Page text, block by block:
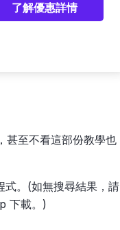
了解優惠詳情
甚至不看這部份教學也
。(如無搜尋結果，請
下載。)